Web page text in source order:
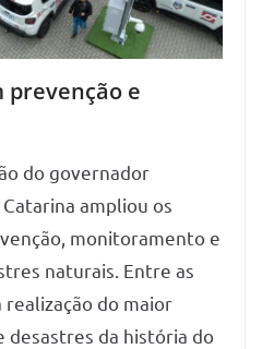
e
do governador
ampliou os
monitoramento e
naturais. Entre as
realização do maior
desastres da história do